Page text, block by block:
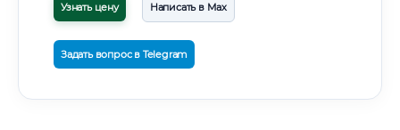
Узнать цену Написать в Max
Задать вопрос в Telegram